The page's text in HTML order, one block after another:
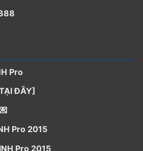
Pro
ĐÂY]
Pro 2015
Pro 2015